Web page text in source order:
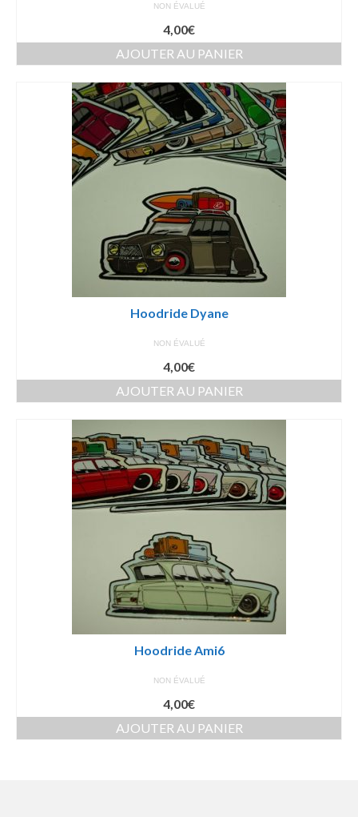
NON ÉVALUÉ
4,00€
AJOUTER AU PANIER
Hoodride Dyane
NON ÉVALUÉ
4,00€
AJOUTER AU PANIER
Hoodride Ami6
NON ÉVALUÉ
4,00€
AJOUTER AU PANIER